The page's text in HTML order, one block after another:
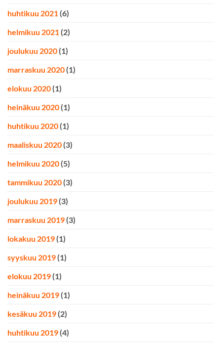
huhtikuu 2021 (6)
helmikuu 2021 (2)
joulukuu 2020 (1)
marraskuu 2020 (1)
elokuu 2020 (1)
heinäkuu 2020 (1)
huhtikuu 2020 (1)
maaliskuu 2020 (3)
helmikuu 2020 (5)
tammikuu 2020 (3)
joulukuu 2019 (3)
marraskuu 2019 (3)
lokakuu 2019 (1)
syyskuu 2019 (1)
elokuu 2019 (1)
heinäkuu 2019 (1)
kesäkuu 2019 (2)
huhtikuu 2019 (4)